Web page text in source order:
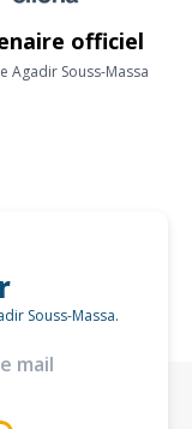
officiel
Agadir Souss-Massa
Souss-Massa.